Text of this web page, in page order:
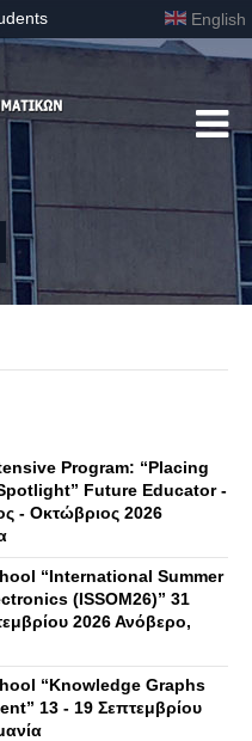
English
Program: “Placing
Future Educator -
- Οκτώβριος 2026
“International Summer
(ISSOM26)” 31
2026 Ανόβερο,
“Knowledge Graphs
13 - 19 Σεπτεμβρίου